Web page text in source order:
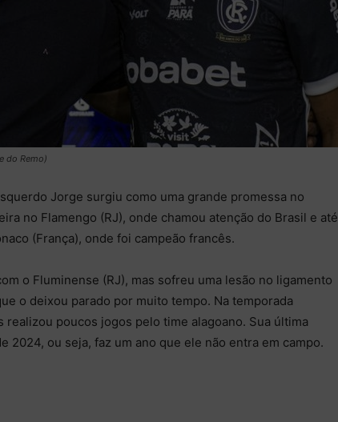
do Remo)
Jorge surgiu como uma grande promessa no
no Flamengo (RJ), onde chamou atenção do Brasil e até
(França), onde foi campeão francês.
o Fluminense (RJ), mas sofreu uma lesão no ligamento
o deixou parado por muito tempo. Na temporada
realizou poucos jogos pelo time alagoano. Sua última
2024, ou seja, faz um ano que ele não entra em campo.